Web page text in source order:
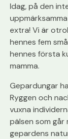
Idag, på den
extra! Vi är
hennes fem
hennes första
mamma.
Gepardungar
Ryggen och
vuxna
pälsen som
gepardens